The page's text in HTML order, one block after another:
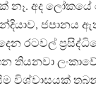
නෑ. අද
ජපානය
රටවල්
තියනවා
විශ්වාසයක්